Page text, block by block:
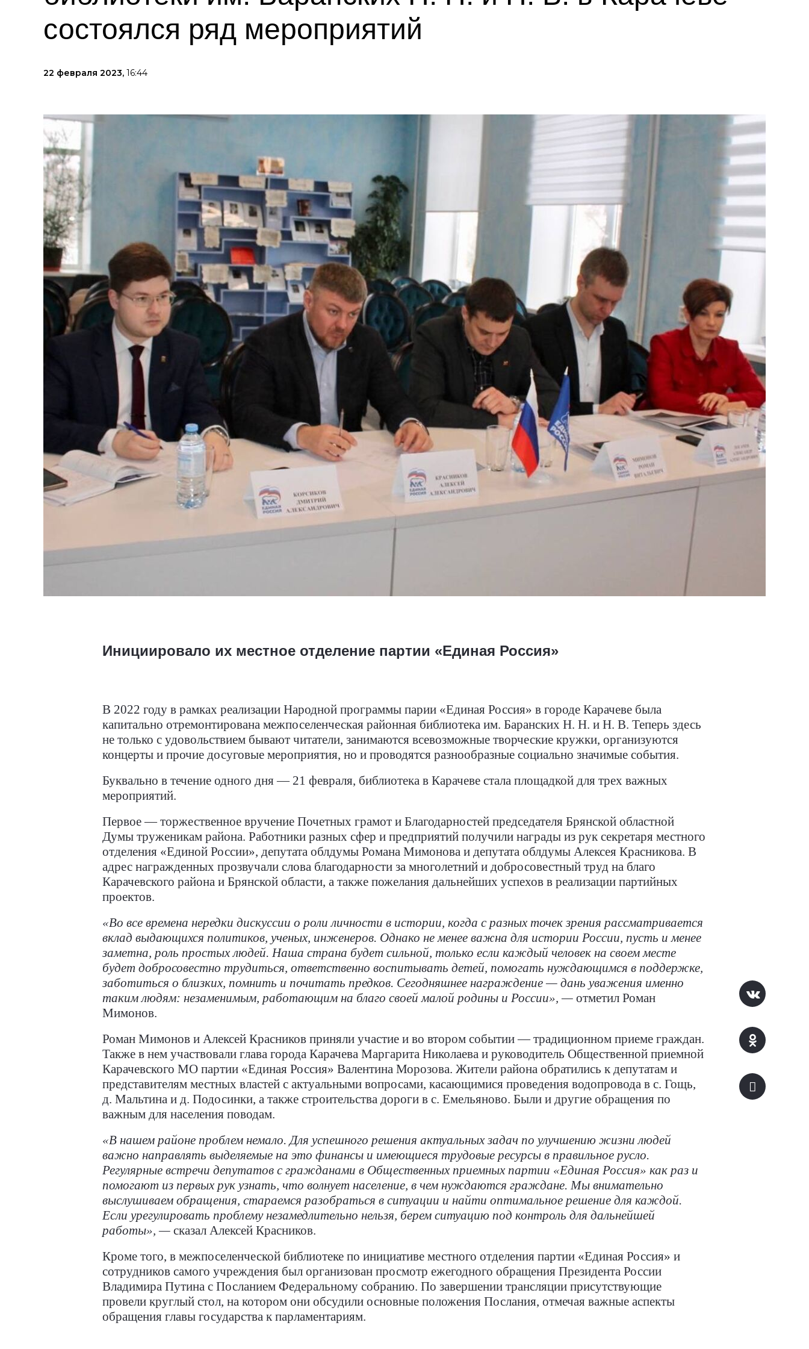
состоялся ряд мероприятий
22 февраля 2023, 16:44
Инициировало их местное отделение партии «Единая Россия»
В 2022 году в рамках реализации Народной программы парии «Единая Россия» в городе Карачеве была
капитально отремонтирована межпоселенческая районная библиотека им. Баранских Н. Н. и Н. В. Теперь здесь
не только с удовольствием бывают читатели, занимаются всевозможные творческие кружки, организуются
концерты и прочие досуговые мероприятия, но и проводятся разнообразные социально значимые события.
Буквально в течение одного дня— 21 февраля, библиотека в Карачеве стала площадкой для трех важных
мероприятий.
Первое — торжественное вручение Почетных грамот и Благодарностей председателя Брянской областной
Думы труженикам района. Работники разных сфер и предприятий получили награды из рук секретаря местного
отделения «Единой России», депутата облдумы Романа Мимонова и депутата облдумы Алексея Красникова. В
адрес награжденных прозвучали слова благодарности за многолетний и добросовестный труд на благо
Карачевского района и Брянской области, а также пожелания дальнейших успехов в реализации партийных
проектов.
«Во все времена нередки дискуссии о роли личности в истории, когда с разных точек зрения рассматривается
вклад выдающихся политиков, ученых, инженеров. Однако не менее важна для истории России, пусть и менее
заметна, роль простых людей. Наша страна будет сильной, только если каждый человек на своем месте
будет добросовестно трудиться, ответственно воспитывать детей, помогать нуждающимся в поддержке,
заботиться о близких, помнить и почитать предков. Сегодняшнее награждение — дань уважения именно
таким людям: незаменимым, работающим на благо своей малой родины и России», — отметил Роман
Мимонов.
Роман Мимонов и Алексей Красников приняли участие и во втором событии — традиционном приеме граждан.
Также в нем участвовали глава города Карачева Маргарита Николаева и руководитель Общественной приемной
Карачевского МО партии «Единая Россия» Валентина Морозова. Жители района обратились к депутатам и
представителям местных властей с актуальными вопросами, касающимися проведения водопровода в с. Гощь,
д. Мальтина и д. Подосинки, а также строительства дороги в с. Емельяново. Были и другие обращения по
важным для населения поводам.
«В нашем районе проблем немало. Для успешного решения актуальных задач по улучшению жизни людей
важно направлять выделяемые на это финансы и имеющиеся трудовые ресурсы в правильное русло.
Регулярные встречи депутатов с гражданами в Общественных приемных партии «Единая Россия» как раз и
помогают из первых рук узнать, что волнует население, в чем нуждаются граждане. Мы внимательно
выслушиваем обращения, стараемся разобраться в ситуации и найти оптимальное решение для каждой.
Если урегулировать проблему незамедлительно нельзя, берем ситуацию под контроль для дальнейшей
работы», — сказал Алексей Красников.
Кроме того, в межпоселенческой библиотеке по инициативе местного отделения партии «Единая Россия» и
сотрудников самого учреждения был организован просмотр ежегодного обращения Президента России
Владимира Путина с Посланием Федеральному собранию. По завершении трансляции присутствующие
провели круглый стол, на котором они обсудили основные положения Послания, отмечая важные аспекты
обращения главы государства к парламентариям.